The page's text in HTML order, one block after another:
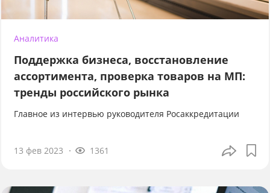
Аналитика
Поддержка бизнеса, восстановление
ассортимента, проверка товаров на МП:
тренды российского рынка
Главное из интервью руководителя Росаккредитации
13 фев 2023 1361